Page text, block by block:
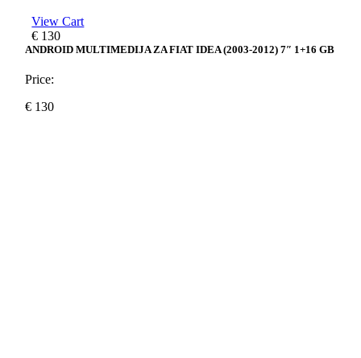
View Cart
€ 130
ANDROID MULTIMEDIJA ZA FIAT IDEA (2003-2012) 7″ 1+16 GB
Price:
€ 130